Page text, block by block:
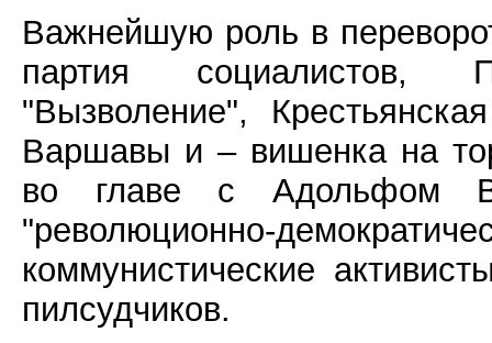
Важнейшую роль в
партия социалистов,
"Вызволение",
Варшавы и – вишенка на
во главе с Адольфом
"революционно-
коммунистические
пилсудчиков.